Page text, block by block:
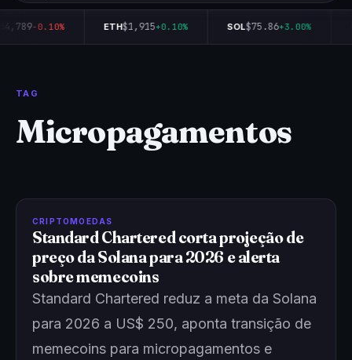
-0.10% ETH$1,915+0.10% SOL$75.86+3.00%
TAG
Micropagamentos
CRIPTOMOEDAS
Standard Chartered corta projeção de
preço da Solana para 2026 e alerta
sobre memecoins
Standard Chartered reduz a meta da Solana
para 2026 a US$ 250, aponta transição de
memecoins para micropagamentos e